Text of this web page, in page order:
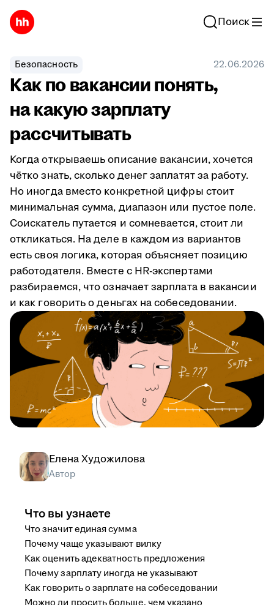
Поиск
Безопасность 22.06.2026
Как по вакансии понять,
на какую зарплату
рассчитывать
Когда открываешь описание вакансии, хочется
чётко знать, сколько денег заплатят за работу.
Но иногда вместо конкретной цифры стоит
минимальная сумма, диапазон или пустое поле.
Соискатель путается и сомневается, стоит ли
откликаться. На деле в каждом из вариантов
есть своя логика, которая объясняет позицию
работодателя. Вместе с HR-экспертами
разбираемся, что означает зарплата в вакансии
и как говорить о деньгах на собеседовании.
Елена Художилова
Автор
Что вы узнаете
Что значит единая сумма
Почему чаще указывают вилку
Как оценить адекватность предложения
Почему зарплату иногда не указывают
Как говорить о зарплате на собеседовании